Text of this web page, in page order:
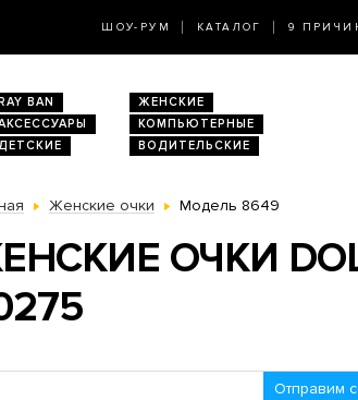
ШОУ-РУМ КАТАЛОГ 9
RAY BAN
ЖЕНСКИЕ
КОМПЬЮТЕРНЫЕ
ВОДИТЕЛЬСКИЕ
Женские очки Модель 8649
ОЧКИ
Отправим